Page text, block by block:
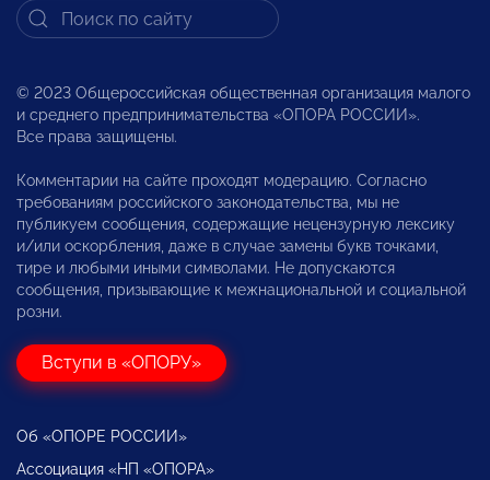
© 2023 Общероссийская общественная организация малого
и среднего предпринимательства «ОПОРА РОССИИ».
Все права защищены.
Комментарии на сайте проходят модерацию. Согласно
требованиям российского законодательства, мы не
публикуем сообщения, содержащие нецензурную лексику
и/или оскорбления, даже в случае замены букв точками,
тире и любыми иными символами. Не допускаются
сообщения, призывающие к межнациональной и социальной
розни.
Вступи в «ОПОРУ»
Об «ОПОРЕ РОССИИ»
Ассоциация «НП «ОПОРА»